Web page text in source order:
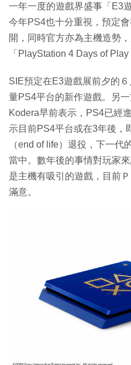
一年一度的遊戲界盛事「E3
今年PS4也十分重視，預定
開，同時官方亦為主機造勢
「PlayStation 4 Days of
SIE預定在E3遊戲展前夕的
量PS4平台的新作遊戲。另
Kodera早前表示，PS4已經
示目前PS4平台或在3年後，
（end of life）退役，下一代
當中。數年後的事情對玩家
是主機有吸引的遊戲，目前
滿意。